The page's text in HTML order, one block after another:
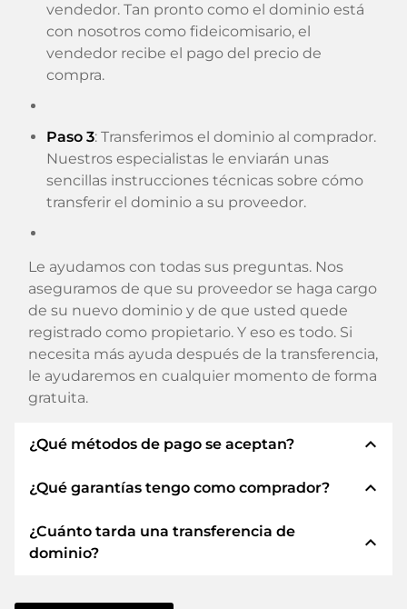
vendedor. Tan pronto como el dominio está
con nosotros como fideicomisario, el
vendedor recibe el pago del precio de
compra.
Paso 3: Transferimos el dominio al comprador.
Nuestros especialistas le enviarán unas
sencillas instrucciones técnicas sobre cómo
transferir el dominio a su proveedor.
Le ayudamos con todas sus preguntas. Nos
aseguramos de que su proveedor se haga cargo
de su nuevo dominio y de que usted quede
registrado como propietario. Y eso es todo. Si
necesita más ayuda después de la transferencia,
le ayudaremos en cualquier momento de forma
gratuita.
¿Qué métodos de pago se aceptan? expand_less
Utilizamos SEPA como prepago y utilizamos
para los métodos de pago disponibles como:
Tarjetas de crédito, PayPal, Klarna, ApplePay,
¿Qué garantías tengo como comprador? expand_less
Siempre le garantizamos como comprador las
siguientes seguridades. Esto es lo que
¿Cuánto tarda una transferencia de
dominio?
expand_less
La transferencia de dominio a un nuevo